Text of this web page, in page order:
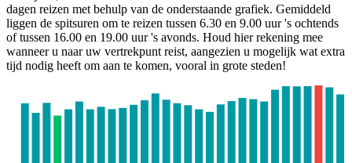
dagen reizen met behulp van de onderstaande grafiek. Gemiddeld
liggen de spitsuren om te reizen tussen 6.30 en 9.00 uur 's ochtends
of tussen 16.00 en 19.00 uur 's avonds. Houd hier rekening mee
wanneer u naar uw vertrekpunt reist, aangezien u mogelijk wat extra
tijd nodig heeft om aan te komen, vooral in grote steden!